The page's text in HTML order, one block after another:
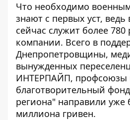
Что необходимо
знают с первых уст, ведь
сейчас служит более 780
компании. Всего в
Днепропетровщины,
вынужденных
ИНТЕРПАЙП, профсоюзы
благотворительный
региона" направили уже
миллиона гривен.